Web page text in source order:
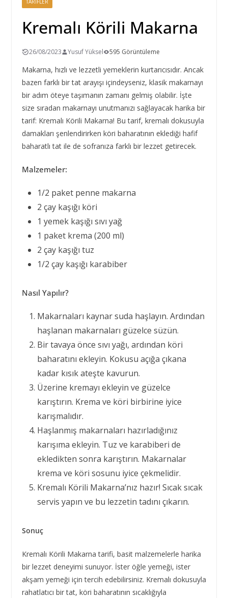
TARIFLER
Kremalı Körili Makarna
26/08/2023 Yusuf Yüksel 595 Görüntüleme
Makarna, hızlı ve lezzetli yemeklerin kurtarıcısıdır. Ancak
bazen farklı bir tat arayışı içindeyseniz, klasik makarnayı
bir adım öteye taşımanın zamanı gelmiş olabilir. İşte
size sıradan makarnayı unutmanızı sağlayacak harika bir
tarif: Kremalı Körili Makarna! Bu tarif, kremalı dokusuyla
damakları şenlendirirken köri baharatının eklediği hafif
baharatlı tat ile de sofranıza farklı bir lezzet getirecek.
Malzemeler:
1/2 paket penne makarna
2 çay kaşığı köri
1 yemek kaşığı sıvı yağ
1 paket krema (200 ml)
2 çay kaşığı tuz
1/2 çay kaşığı karabiber
Nasıl Yapılır?
Makarnaları kaynar suda haşlayın. Ardından
haşlanan makarnaları güzelce süzün.
Bir tavaya önce sıvı yağı, ardından köri
baharatını ekleyin. Kokusu açığa çıkana
kadar kısık ateşte kavurun.
Üzerine kremayı ekleyin ve güzelce
karıştırın. Krema ve köri birbirine iyice
karışmalıdır.
Haşlanmış makarnaları hazırladığınız
karışıma ekleyin. Tuz ve karabiberi de
ekledikten sonra karıştırın. Makarnalar
krema ve köri sosunu iyice çekmelidir.
Kremalı Körili Makarna’nız hazır! Sıcak sıcak
servis yapın ve bu lezzetin tadını çıkarın.
Sonuç
Kremalı Körili Makarna tarifi, basit malzemelerle harika
bir lezzet deneyimi sunuyor. İster öğle yemeği, ister
akşam yemeği için tercih edebilirsiniz. Kremalı dokusuyla
rahatlatıcı bir tat, köri baharatının sıcaklığıyla